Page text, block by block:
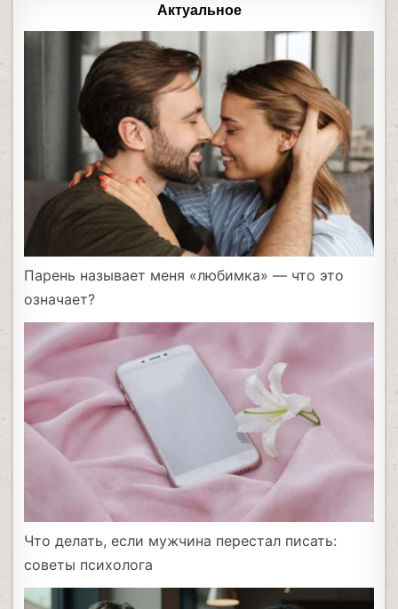
Актуальное
Парень называет меня «любимка» — что это
означает?
Что делать, если мужчина перестал писать:
советы психолога